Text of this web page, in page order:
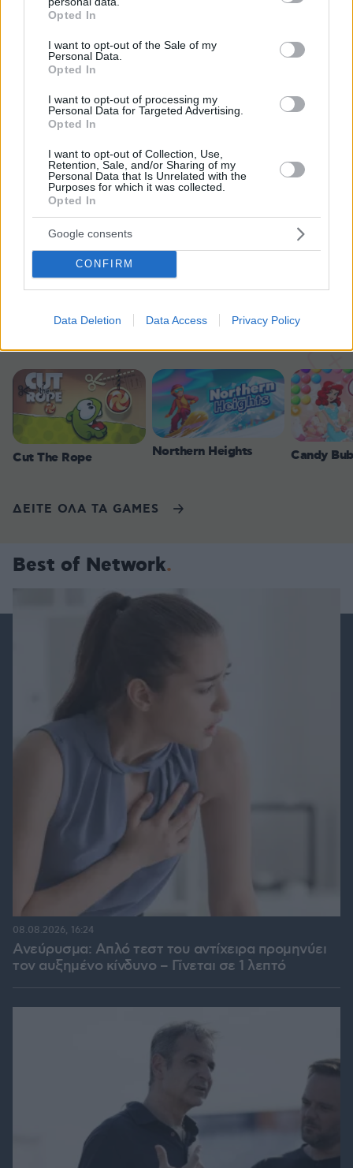
grant or deny consent to Google and its third-party tags to
use your data for below specified purposes in below Google
consent section.
Opted In
I want to opt-out of the Sale of my
Personal Data.
Opted In
I want to opt-out of processing my
Personal Data for Targeted Advertising.
Opted In
I want to opt-out of Collection, Use,
Retention, Sale, and/or Sharing of my
Personal Data that Is Unrelated with the
Purposes for which it was collected.
Opted In
Google consents
CONFIRM
Data Deletion Data Access Privacy Policy
Συνετρίβη πυροσβεστικό ελικόπτερο
ενώ επιχειρούσε σε μεγάλη δασική
08.08.2026, 09:34
θαύματα, πρώτα είναι ο Θεός και μετά
οι γιοι μου
08.08.2026, 11:48
Games
Cut The Rope Northern Heights Candy
ΔΕΙΤΕ ΟΛΑ ΤΑ GAMES
Best of Network
Ανεύρυσμα: Απλό τεστ του αντίχειρα προμηνύει
τον αυξημένο κίνδυνο – Γίνεται σε 1 λεπτό
08.08.2026, 16:24